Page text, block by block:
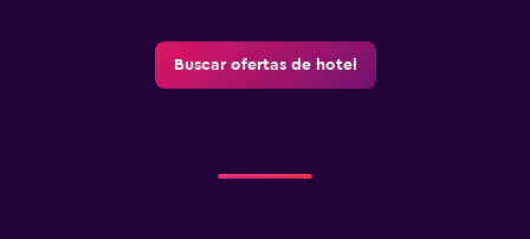
Buscar ofertas de hotel